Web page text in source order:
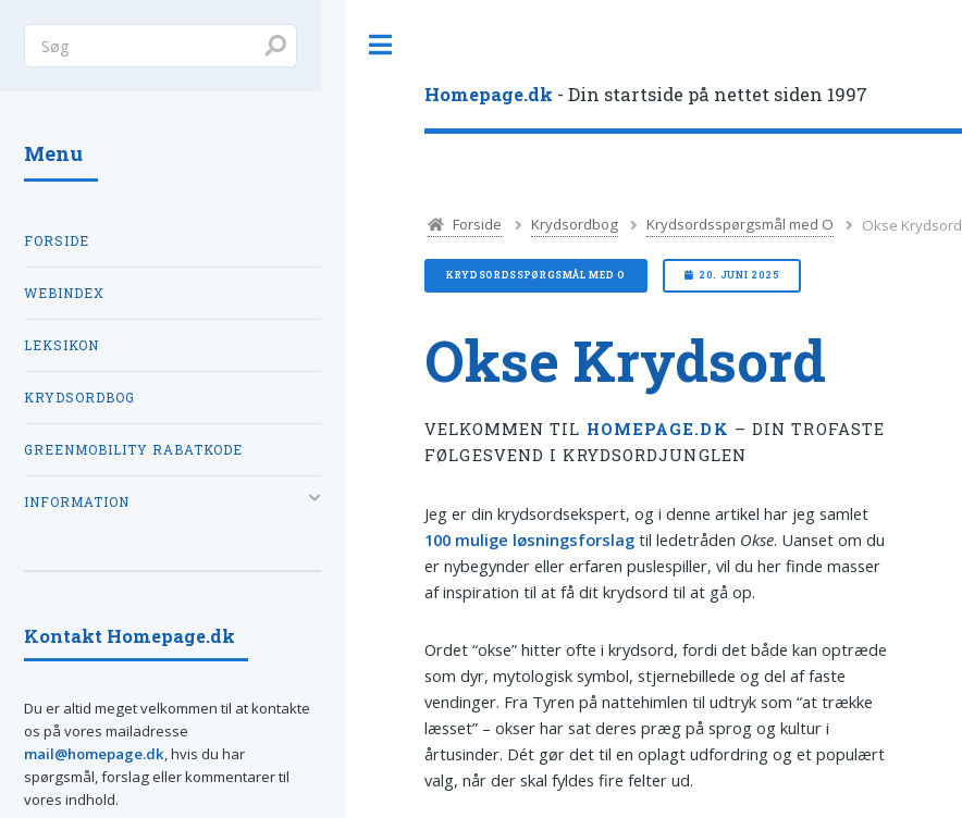
Homepage.dk - Din startside på nettet siden 1997
Forside Krydsordbog Krydsordsspørgsmål med O Okse Krydsord
KRYDSORDSSPØRGSMÅL MED O 20. JUNI 2025
Okse Krydsord
VELKOMMEN TIL HOMEPAGE.DK – DIN TROFASTE
FØLGESVEND I KRYDSORDJUNGLEN
Jeg er din krydsordsekspert, og i denne artikel har jeg samlet
100 mulige løsningsforslag til ledetråden Okse. Uanset om du
er nybegynder eller erfaren puslespiller, vil du her finde masser
af inspiration til at få dit krydsord til at gå op.
Ordet “okse” hitter ofte i krydsord, fordi det både kan optræde
som dyr, mytologisk symbol, stjernebillede og del af faste
vendinger. Fra Tyren på nattehimlen til udtryk som “at trække
læsset” – okser har sat deres præg på sprog og kultur i
årtusinder. Dét gør det til en oplagt udfordring og et populært
valg, når der skal fyldes fire felter ud.
Menu
FORSIDE
WEBINDEX
LEKSIKON
KRYDSORDBOG
GREENMOBILITY RABATKODE
INFORMATION
Kontakt Homepage.dk
Du er altid meget velkommen til at kontakte
os på vores mailadresse
mail@homepage.dk, hvis du har
spørgsmål, forslag eller kommentarer til
vores indhold.